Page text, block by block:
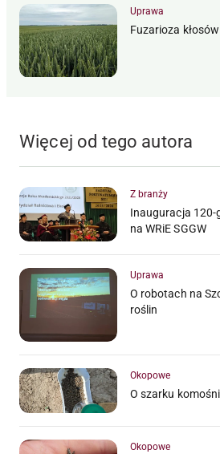
Uprawa
Fuzarioza
Więcej od tego autora
Z branży
Inauguracja 120-
na WRiE SGGW
Uprawa
O robotach na
roślin
Okopowe
O szarku
Okopowe